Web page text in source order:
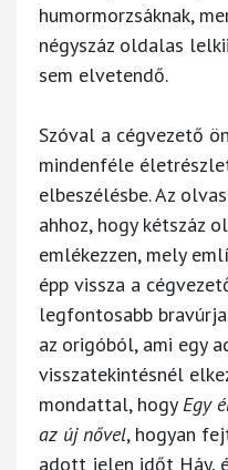
humormorzsáknak,
négyszáz oldalas
sem elvetendő.
Szóval a cégvezető
mindenféle
elbeszélésbe. Az
ahhoz, hogy kétszáz
emlékezzen, mely
épp vissza a
legfontosabb
az origóból, ami egy
visszatekintésnél
mondattal, hogyEgy
az új nővel, hogyan
adott jelen időt Háy,